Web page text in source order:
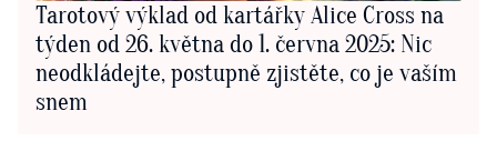
Tarotový výklad od kartářky Alice Cross na
týden od 26. května do 1. června 2025: Nic
neodkládejte, postupně zjistěte, co je vaším
snem